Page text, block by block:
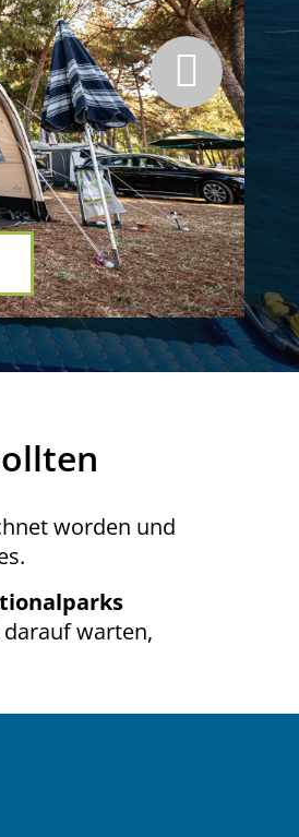
worden und
warten,